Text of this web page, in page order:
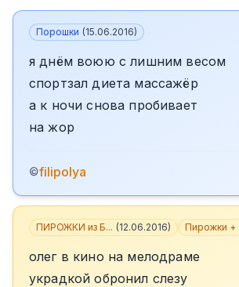
Порошки (15.06.2016)
я днём воюю с лишним весом
спортзал диета массажёр
а к ночи снова пробивает
на жор
©filipolya
ПИРОЖКИ из Б... (12.06.2016) Пирожки +
олег в кино на мелодраме
украдкой обронил слезу